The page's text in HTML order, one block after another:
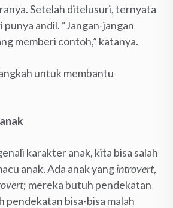
Setelah ditelusuri, ternyata
andil. “Jangan-jangan
memberi contoh,” katanya.
untuk membantu
karakter anak, kita bisa salah
anak. Ada anak yangintrovert,
; mereka butuh pendekatan
pendekatan bisa-bisa malah